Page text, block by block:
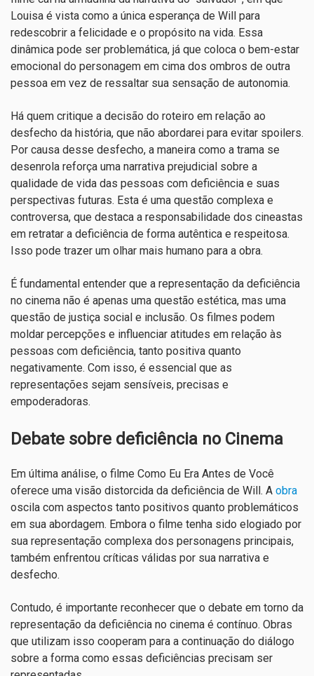
Louisa é vista como a única esperança de Will para
redescobrir a felicidade e o propósito na vida. Essa
dinâmica pode ser problemática, já que coloca o bem-estar
emocional do personagem em cima dos ombros de outra
pessoa em vez de ressaltar sua sensação de autonomia.
Há quem critique a decisão do roteiro em relação ao
desfecho da história, que não abordarei para evitar spoilers.
Por causa desse desfecho, a maneira como a trama se
desenrola reforça uma narrativa prejudicial sobre a
qualidade de vida das pessoas com deficiência e suas
perspectivas futuras. Esta é uma questão complexa e
controversa, que destaca a responsabilidade dos cineastas
em retratar a deficiência de forma autêntica e respeitosa.
Isso pode trazer um olhar mais humano para a obra.
É fundamental entender que a representação da deficiência
no cinema não é apenas uma questão estética, mas uma
questão de justiça social e inclusão. Os filmes podem
moldar percepções e influenciar atitudes em relação às
pessoas com deficiência, tanto positiva quanto
negativamente. Com isso, é essencial que as
representações sejam sensíveis, precisas e
empoderadoras.
Debate sobre deficiência no Cinema
Em última análise, o filme Como Eu Era Antes de Você
oferece uma visão distorcida da deficiência de Will. A obra
oscila com aspectos tanto positivos quanto problemáticos
em sua abordagem. Embora o filme tenha sido elogiado por
sua representação complexa dos personagens principais,
também enfrentou críticas válidas por sua narrativa e
desfecho.
Contudo, é importante reconhecer que o debate em torno da
representação da deficiência no cinema é contínuo. Obras
que utilizam isso cooperam para a continuação do diálogo
sobre a forma como essas deficiências precisam ser